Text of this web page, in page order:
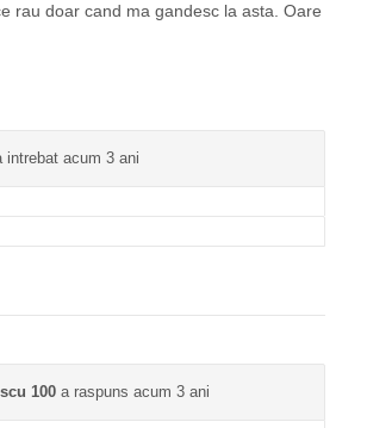
rau doar cand ma gandesc la asta. Oare
intrebat acum 3 ani
100 a raspuns acum 3 ani